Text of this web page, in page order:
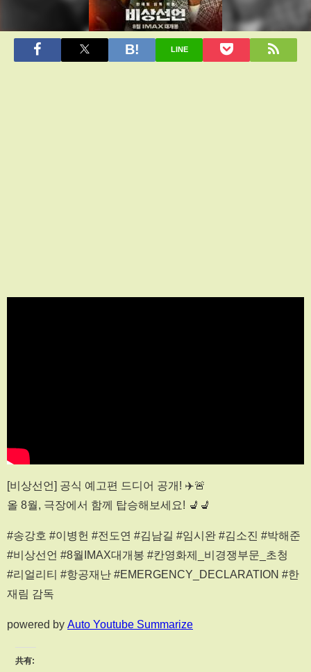
LINE
[비상선언] 공식 예고편 드디어 공개! ✈️🚨
올 8월, 극장에서 함께 탑승해보세요! 💺💺
#송강호 #이병헌 #전도연 #김남길 #임시완 #김소진 #박해준
#비상선언 #8월IMAX대개봉 #칸영화제_비경쟁부문_초청
#리얼리티 #항공재난 #EMERGENCY_DECLARATION #한
재림 감독
powered by Auto Youtube Summarize
共有: